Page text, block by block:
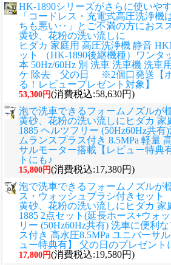
HK-1890シリーズがさらに使いや
「コードレス・充電式高圧洗浄機
ちも悪い‥」とご不満の方におス
黄砂、花粉の洗い流しに
ヒダカ 家庭用 高圧洗浄機 静音
ット （HK-1890後継機種）ワンタ
本 50Hz/60Hz 別 洗車 洗車機 洗車
ケ 除去 父の日 ※2個口発送【ホ
る！レビュープレゼント対象】
53,300円(消費税込:58,630円)
泡で洗車できるフォームノズルが
黄砂、花粉の洗い流しに ヒダカ 家
1885 ヘルツフリー (50Hz60Hz共
ムランスプラス付き 8.5MPa 軽量
サルモーター搭載【レビュー特典
トにも♪
15,800円(消費税込:17,380円)
泡で洗車できるフォームノズルが
ス・ウォッシュブラシ付きセット
黄砂、花粉の洗い流しに ヒダカ 家
1885 2点セット(延長ホース+ウォ
リー (50Hz60Hz共有) 洗車に便利
ス付き 高水圧8.5MPa ユニバーサ
ュー特典有】 父の日のプレゼント
17,800円(消費税込:19,580円)